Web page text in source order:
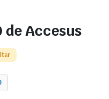
de Accesus